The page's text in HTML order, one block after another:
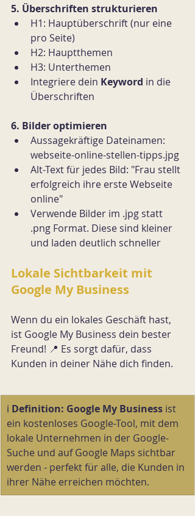
5. Überschriften strukturieren
H1: Hauptüberschrift (nur eine
pro Seite)
H2: Hauptthemen
H3: Unterthemen
Integriere dein Keyword in die
Überschriften
6. Bilder optimieren
Aussagekräftige Dateinamen:
webseite-online-stellen-tipps.jpg
Alt-Text für jedes Bild: "Frau stellt
erfolgreich ihre erste Webseite
online"
Verwende Bilder im .jpg statt
.png Format. Diese sind kleiner
und laden deutlich schneller
Lokale Sichtbarkeit mit
Google My Business
Wenn du ein lokales Geschäft hast,
ist Google My Business dein bester
Freund! 📍 Es sorgt dafür, dass
Kunden in deiner Nähe dich finden.
ℹ️ Definition: Google My Business ist
ein kostenloses Google-Tool, mit dem
lokale Unternehmen in der Google-
Suche und auf Google Maps sichtbar
werden - perfekt für alle, die Kunden in
ihrer Nähe erreichen möchten.